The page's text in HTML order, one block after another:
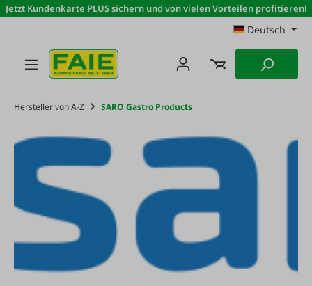
Zum Hauptinhalt springen
Jetzt Kundenkarte PLUS sichern und von vielen Vorteilen profitieren!
Deutsch
Hersteller von A-Z SARO Gastro Products